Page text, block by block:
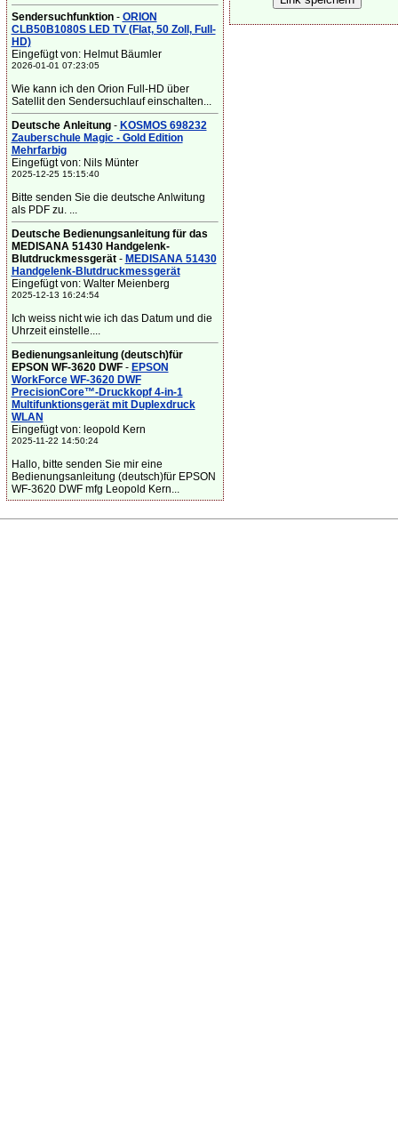
Sendersuchfunktion- ORION
CLB50B1080S LED TV (Flat, 50 Zoll, Full-
HD)
Eingefügt von: Helmut Bäumler
2026-01-01 07:23:05
Wie kann ich den Orion Full-HD über
Satellit den Sendersuchlauf einschalten...
Deutsche Anleitung- KOSMOS 698232
Zauberschule Magic - Gold Edition
Mehrfarbig
Eingefügt von: Nils Münter
2025-12-25 15:15:40
Bitte senden Sie die deutsche Anlwitung
als PDF zu. ...
Deutsche Bedienungsanleitung für das
MEDISANA 51430 Handgelenk-
Blutdruckmessgerät- MEDISANA 51430
Handgelenk-Blutdruckmessgerät
Eingefügt von: Walter Meienberg
2025-12-13 16:24:54
Ich weiss nicht wie ich das Datum und die
Uhrzeit einstelle....
Bedienungsanleitung (deutsch)für
EPSON WF-3620 DWF- EPSON
WorkForce WF-3620 DWF
PrecisionCore™-Druckkopf 4-in-1
Multifunktionsgerät mit Duplexdruck
WLAN
Eingefügt von: leopold Kern
2025-11-22 14:50:24
Hallo, bitte senden Sie mir eine
Bedienungsanleitung (deutsch)für EPSON
WF-3620 DWF mfg Leopold Kern...